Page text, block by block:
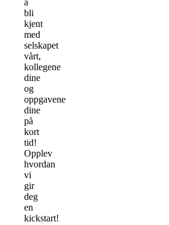
bli
kjent
med
selskapet
vårt,
kollegene
dine
og
oppgavene
dine
på
kort
tid!
Opplev
hvordan
vi
gir
deg
en
kickstart!